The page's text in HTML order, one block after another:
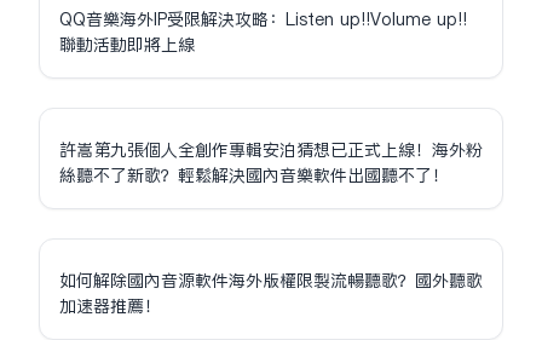
QQ音樂海外IP受限解決攻略：Listen up!!Volume up!!
聯動活動即將上線
許嵩第九張個人全創作專輯安泊猜想已正式上線！海外粉
絲聽不了新歌？輕鬆解決國內音樂軟件出國聽不了！
如何解除國內音源軟件海外版權限制流暢聽歌？國外聽歌
加速器推薦！